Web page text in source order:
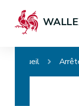
Accueil